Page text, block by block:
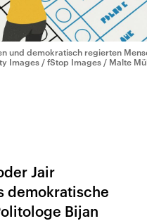
und demokratisch regierten
Images / fStop Images / Malte
Jair
demokratische
Bijan